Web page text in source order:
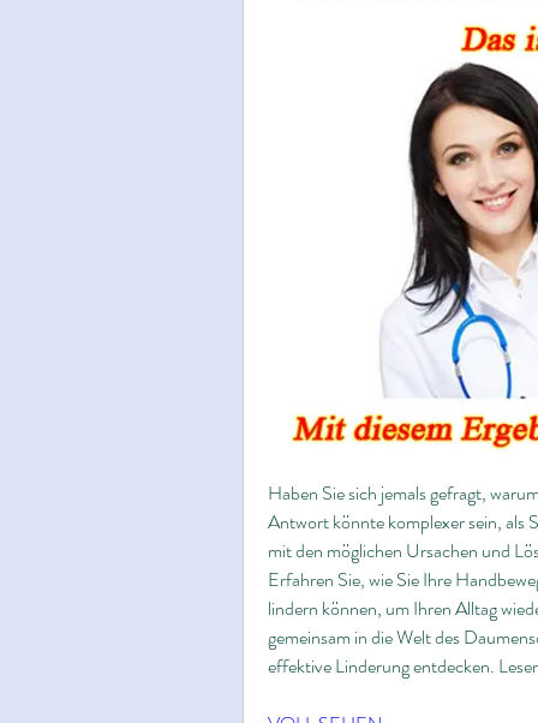
Haben Sie sich jemals gefragt,
Antwort könnte komplexer sein, als
mit den möglichen Ursachen und
Erfahren Sie, wie Sie Ihre
lindern können, um Ihren Alltag
gemeinsam in die Welt des
effektive Linderung entdecken.